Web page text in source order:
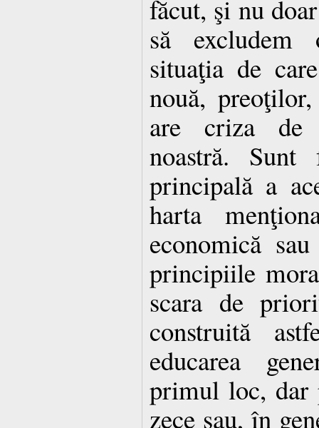
făcut, şi nu
să excludem
situaţia de
nouă,
are criza de
noastră. Sunt
principală a
harta
economică
principiile
scara de
construită
educarea
primul loc, dar
zece sau, în